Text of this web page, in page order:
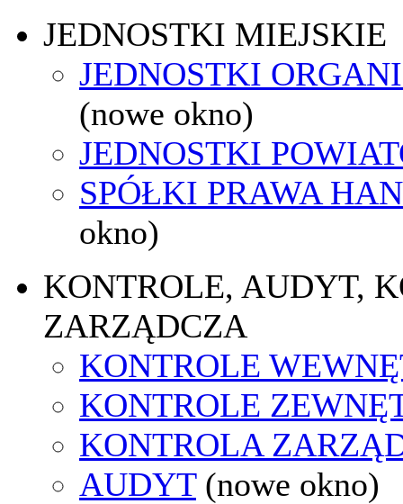
JEDNOSTKI MIEJSKIE
JEDNOSTKI
(nowe okno)
JEDNOSTKI
SPÓŁKI PRAWA
okno)
KONTROLE, AUDYT,
ZARZĄDCZA
KONTROLE
KONTROLE
KONTROLA
AUDYT (nowe okno)